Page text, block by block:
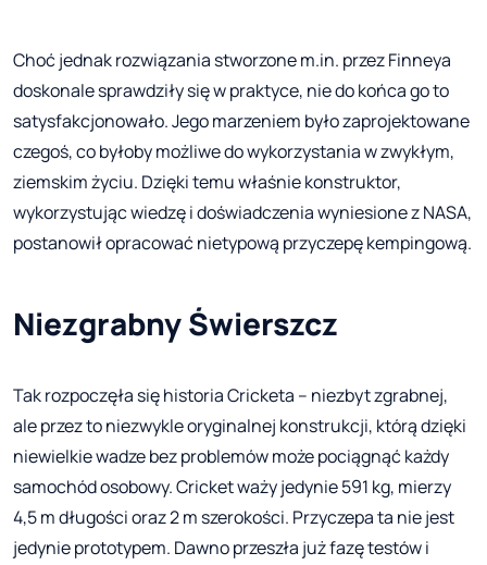
Choć jednak rozwiązania stworzone m.in. przez Finneya
doskonale sprawdziły się w praktyce, nie do końca go to
satysfakcjonowało. Jego marzeniem było zaprojektowane
czegoś, co byłoby możliwe do wykorzystania w zwykłym,
ziemskim życiu. Dzięki temu właśnie konstruktor,
wykorzystując wiedzę i doświadczenia wyniesione z NASA,
postanowił opracować nietypową przyczepę kempingową.
Niezgrabny Świerszcz
Tak rozpoczęła się historia Cricketa – niezbyt zgrabnej,
ale przez to niezwykle oryginalnej konstrukcji, którą dzięki
niewielkie wadze bez problemów może pociągnąć każdy
samochód osobowy. Cricket waży jedynie 591 kg, mierzy
4,5 m długości oraz 2 m szerokości. Przyczepa ta nie jest
jedynie prototypem. Dawno przeszła już fazę testów i